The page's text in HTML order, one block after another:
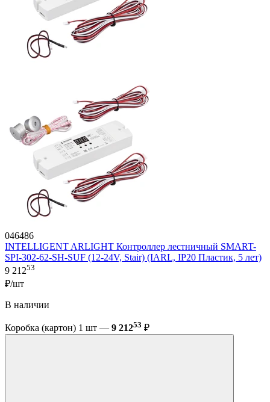
046486
INTELLIGENT ARLIGHT Контроллер лестничный SMART-
SPI-302-62-SH-SUF (12-24V, Stair) (IARL, IP20 Пластик, 5 лет)
9 21253
₽/шт
В наличии
Коробка (картон) 1 шт — 9 21253 ₽